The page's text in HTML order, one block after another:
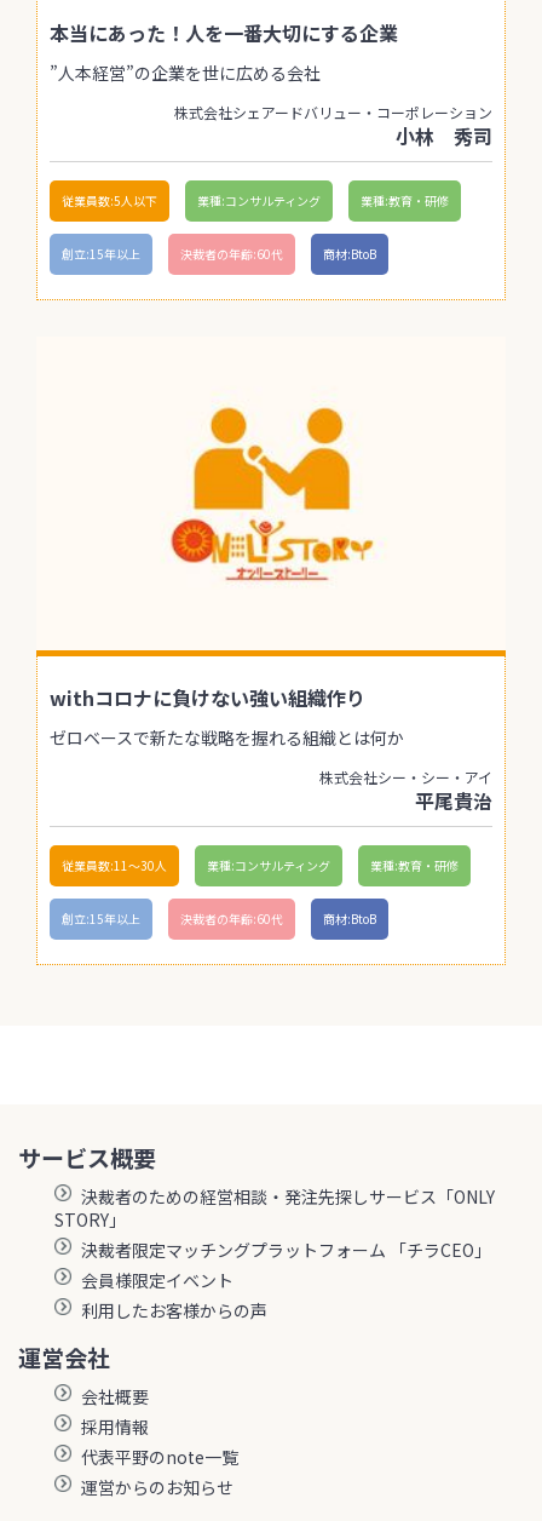
本当にあった！人を一番大切にする企業
”人本経営”の企業を世に広める会社
株式会社シェアードバリュー・コーポレーション
小林 秀司
従業員数:5人以下 業種:コンサルティング 業種:教育・研修
創立:15年以上 決裁者の年齢:60代 商材:BtoB
withコロナに負けない強い組織作り
ゼロベースで新たな戦略を握れる組織とは何か
株式会社シー・シー・アイ
平尾貴治
従業員数:11〜30人 業種:コンサルティング 業種:教育・研修
創立:15年以上 決裁者の年齢:60代 商材:BtoB
サービス概要
決裁者のための経営相談・発注先探しサービス「ONLY
STORY」
決裁者限定マッチングプラットフォーム 「チラCEO」
会員様限定イベント
利用したお客様からの声
運営会社
会社概要
採用情報
代表平野のnote一覧
運営からのお知らせ